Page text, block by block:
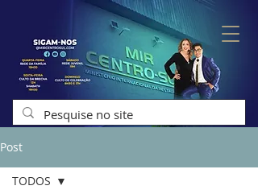
Post
TODOS